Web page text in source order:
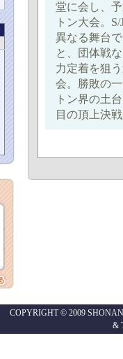
堂に会し、
トン大会。
異なる舞台
と、団体戦
力定着を狙
会。勝敗の
トン界の土
目の頂上決
COPYRIGHT © 2009
&